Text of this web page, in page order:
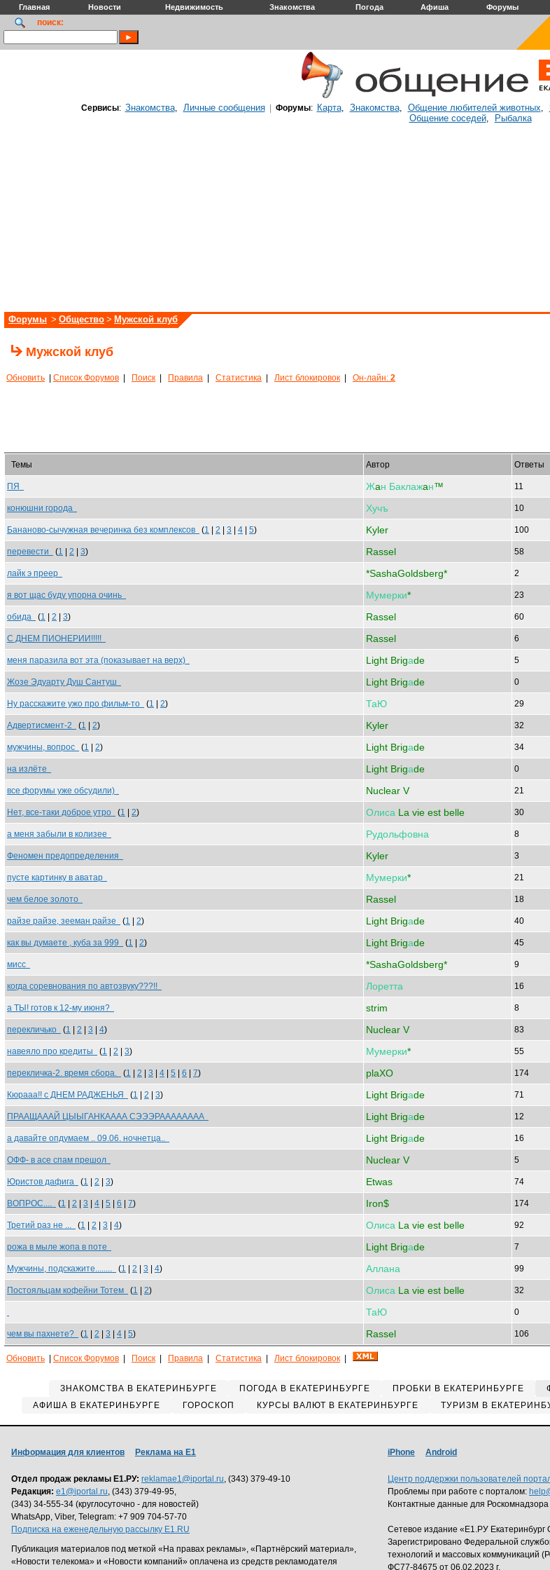
Главная Новости Недвижимость Знакомства Погода Афиша Форумы
поиск:
Сервисы: Знакомства, Личные сообщения| Форумы: Карта, Знакомства, Общение любителей животных,
Общение соседей, Рыбалка
Форумы > Общество > Мужской клуб
Мужской клуб
Обновить Список Форумов Поиск Правила Статистика Лист блокировок Он-лайн: 2
Темы Автор Ответы
ПЯ Жaн Баклажaн™ 11
конюшни города Хучъ 10
Бананово-сычужная вечеринка без комплексов (1 2 3 4 5) Kyler 100
перевести (1 2 3) Rassel 58
лайк э преер *SashaGoldsberg* 2
я вот щас буду упорна очинь Мумерки* 23
обида (1 2 3) Rassel 60
С ДНЕМ ПИОНЕРИИ!!!!! Rassel 6
меня паразила вот эта (показывает на верх) Light Brigаde 5
Жозе Эдуарту Душ Сантуш Light Brigаde 0
Ну расскажите ужо про фильм-то (1 2) ТаЮ 29
Адвертисмент-2 (1 2) Kyler 32
мужчины, вопрос (1 2) Light Brigаde 34
на излёте Light Brigаde 0
все форумы уже обсудили) Nuclear V 21
Нет, все-таки доброе утро (1 2) Олиса La vie est belle 30
а меня забыли в колизее Рудольфовна 8
Феномен предопределения Kyler 3
пусте картинку в аватар Мумерки* 21
чем белое золото Rassel 18
райзе райзе, зееман райзе (1 2) Light Brigаde 40
как вы думаете , куба за 999 (1 2) Light Brigаde 45
мисс *SashaGoldsberg* 9
когда соревнования по автозвуку???!! Лоретта 16
а ТЫ! готов к 12-му июня? strim 8
перекличько (1 2 3 4) Nuclear V 83
навеяло про кредиты (1 2 3) Мумерки* 55
перекличка-2. время сбора. (1 2 3 4 5 6 7) plaXO 174
Кюрааа!! с ДНЕМ РАДЖЕНЬЯ (1 2 3) Light Brigаde 71
ПРААЩАААЙ ЦЫЫГАНКАААА СЭЭЭРАААААААА Light Brigаde 12
а давайте опдумаем .. 09.06. ночнетца.. Light Brigаde 16
ОФФ- в асе спам прешол Nuclear V 5
Юристов дафига (1 2 3) Etwas 74
ВОПРОС.... (1 2 3 4 5 6 7) Iron$ 174
Третий раз не ... (1 2 3 4) Олиса La vie est belle 92
рожа в мыле жопа в поте Light Brigаde 7
Мужчины, подскажите........ (1 2 3 4) Аллана 99
Постояльцам кофейни Тотем (1 2) Олиса La vie est belle 32
ТаЮ 0
чем вы пахнете? (1 2 3 4 5) Rassel 106
Обновить Список Форумов Поиск Правила Статистика Лист блокировок
ЗНАКОМСТВА В ЕКАТЕРИНБУРГЕ ПОГОДА В ЕКАТЕРИНБУРГЕ ПРОБКИ В ЕКАТЕРИНБУРГЕ
АФИША В ЕКАТЕРИНБУРГЕ
ГОРОСКОП КУРСЫ ВАЛЮТ В ЕКАТЕРИНБУРГЕ ТУРИЗМ В
Информация для клиентов Реклама на Е1
Отдел продаж рекламы Е1.РУ: reklamae1@iportal.ru, (343) 379-49-10
Редакция: e1@iportal.ru, (343) 379-49-95,
(343) 34-555-34 (круглосуточно - для новостей)
WhatsApp, Viber, Telegram: +7 909 704-57-70
Подписка на еженедельную рассылку E1.RU
Публикация материалов под меткой «На правах рекламы», «Партнёрский материал»,
«Новости телекома» и «Новости компаний» оплачена из средств рекламодателя
iPhone Android
Центр поддержки пользователей
Проблемы при работе с порталом:
Контактные данные для Роскомнадзора
Сетевое издание «Е1.РУ Екатеринбург
Зарегистрировано Федеральной
технологий и массовых коммуникаций
ФС77-84675 от 06.02.2023 г.